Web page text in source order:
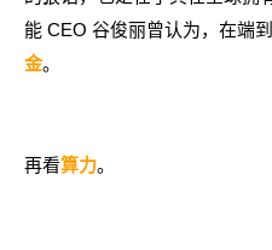
能 CEO 谷俊丽曾认为，在端到
金。
再看算力。